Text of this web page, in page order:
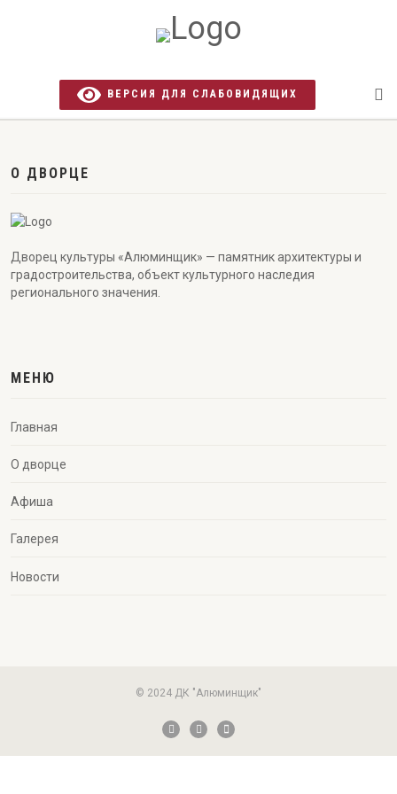
ВЕРСИЯ ДЛЯ СЛАБОВИДЯЩИХ
О ДВОРЦЕ
Дворец культуры «Алюминщик» — памятник архитектуры и
градостроительства, объект культурного наследия
регионального значения.
МЕНЮ
Главная
О дворце
Афиша
Галерея
Новости
© 2024 ДК "Алюминщик"